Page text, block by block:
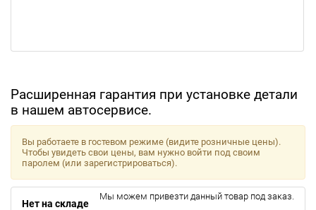
Расширенная гарантия при установке детали
в нашем автосервисе.
Вы работаете в гостевом режиме (видите розничные цены).
Чтобы увидеть свои цены, вам нужно войти под своим
паролем (или зарегистрироваться).
Нет на складе
Мы можем привезти данный товар под заказ.